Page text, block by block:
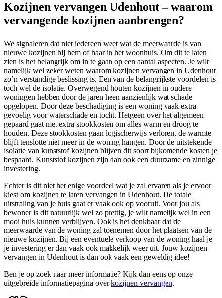
Kozijnen vervangen Udenhout – waarom
vervangende kozijnen aanbrengen?
We signaleren dat niet iedereen weet wat de meerwaarde is van
nieuwe kozijnen bij hem of haar in het woonhuis. Om dit te laten
zien is het belangrijk om in te gaan op een aantal aspecten. Je wilt
namelijk wel zeker weten waarom kozijnen vervangen in Udenhout
zo’n verstandige beslissing is. Een van de belangrijkste voordelen is
toch wel de isolatie. Overwegend houten kozijnen in oudere
woningen hebben door de jaren heen aanzienlijk wat schade
opgelopen. Door deze beschadiging is een woning vaak extra
gevoelig voor waterschade en tocht. Hetgeen over het algemeen
gepaard gaat met extra stookkosten om alles warm en droog te
houden. Deze stookkosten gaan logischerwijs verloren, de warmte
blijft tenslotte niet meer in de woning hangen. Door de uitstekende
isolatie van kunststof kozijnen blijven dit soort bijkomende kosten je
bespaard. Kunststof kozijnen zijn dan ook een duurzame en zinnige
investering.
Echter is dit niet het enige voordeel wat je zal ervaren als je ervoor
kiest om kozijnen te laten vervangen in Udenhout. De totale
uitstraling van je huis gaat er vaak ook op vooruit. Voor jou als
bewoner is dit natuurlijk wel zo prettig, je wilt namelijk wel in een
mooi huis kunnen verblijven. Ook is het denkbaar dat de
meerwaarde van de woning zal toenemen door het plaatsen van de
nieuwe kozijnen. Bij een eventuele verkoop van de woning haal je
je investering er dan vaak ook makkelijk weer uit. Jouw kozijnen
vervangen in Udenhout is dan ook vaak een geweldig idee!
Ben je op zoek naar meer informatie? Kijk dan eens op onze
uitgebreide informatiepagina overkozijnen vervangen.